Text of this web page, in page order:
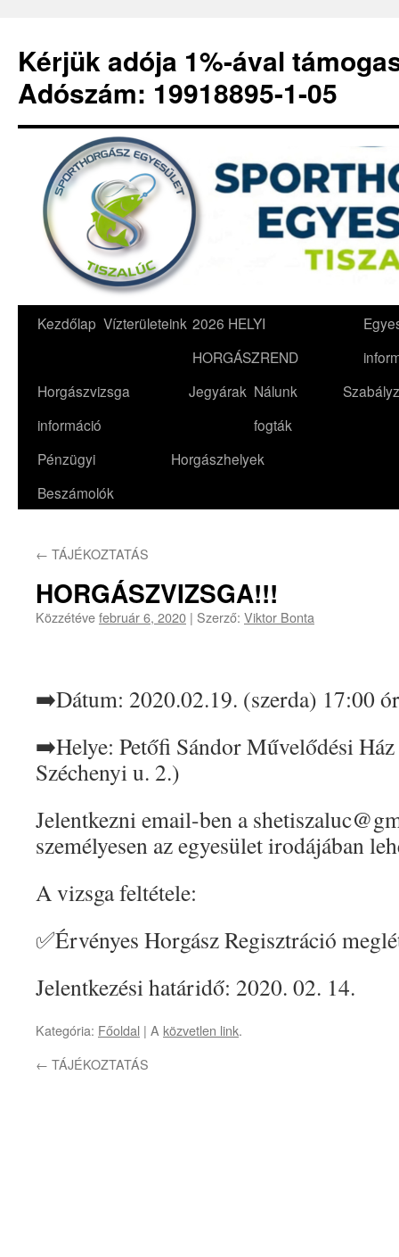
Kérjük adója 1%-ával
Adószám: 19918895-1-05
Kilépés
tartalomba
Kezdőlap Vízterületeink 2026 HELYI
HORGÁSZREND
Horgászvizsga
információ
Jegyárak Nálunk
fogták
Pénzügyi
Beszámolók
Horgászhelyek
← TÁJÉKOZTATÁS
HORGÁSZVIZSGA!!!
Közzétévefebruár 6, 2020 | Szerző: Viktor Bonta
➡️Dátum: 2020.02.19. (szerda) 17:00
➡️Helye: Petőfi Sándor Művelődési
Széchenyi u. 2.)
Jelentkezni email-ben a
személyesen az egyesület irodájában
A vizsga feltétele:
✅Érvényes Horgász Regisztráció
Jelentkezési határidő: 2020. 02. 14.
Kategória: Főoldal | A közvetlen link.
← TÁJÉKOZTATÁS